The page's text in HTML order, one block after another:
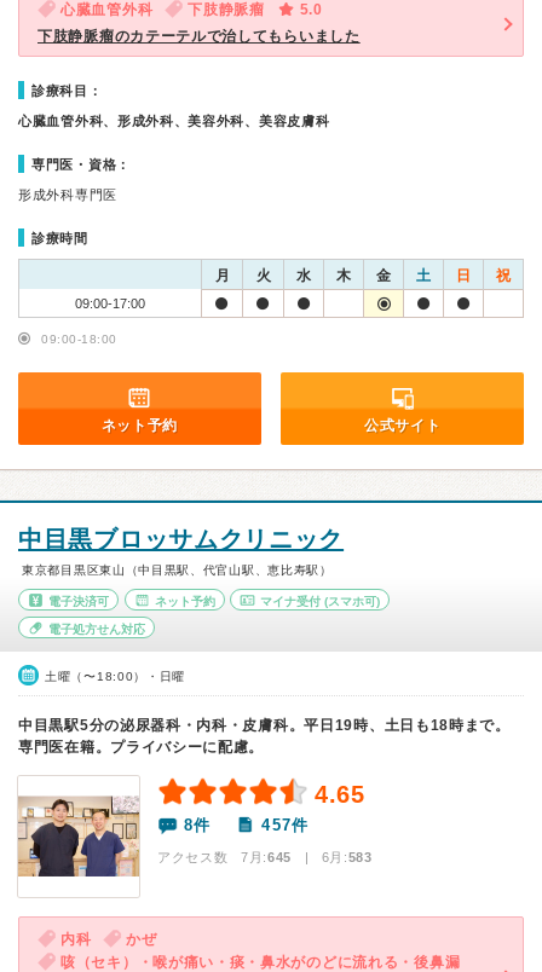
心臓血管外科 下肢静脈瘤
5.0
下肢静脈瘤のカテーテルで治してもらいました
診療科目：
心臓血管外科、形成外科、美容外科、美容皮膚科
専門医・資格：
形成外科専門医
診療時間
月 火 水 木 金 土 日 祝
09:00-17:00
09:00-18:00
ネット予約 公式サイト
中目黒ブロッサムクリニック
東京都目黒区東山（中目黒駅、代官山駅、恵比寿駅）
電子決済可 ネット予約 マイナ受付 (スマホ可)
電子処方せん対応
土曜（〜18:00）・日曜
中目黒駅5分の泌尿器科・内科・皮膚科。平日19時、土日も18時まで。
専門医在籍。プライバシーに配慮。
4.65
8件 457件
アクセス数 7月:645 | 6月:583
内科
かぜ
咳（セキ）・喉が痛い・痰・鼻水がのどに流れる・後鼻漏